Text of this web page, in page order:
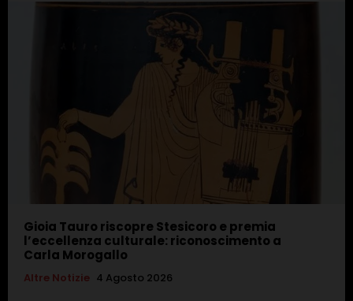
Gioia Tauro riscopre Stesicoro e premia
l’eccellenza culturale: riconoscimento a
Carla Morogallo
Altre Notizie 4 Agosto 2026